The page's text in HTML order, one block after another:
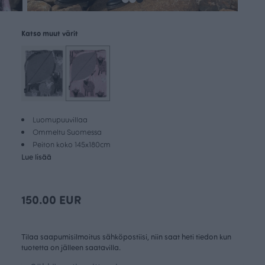
Luomupuuvillaa
Ommeltu Suomessa
Peiton koko 145x180cm
Lue lisää
Katso muut värit
150.00 EUR
Tilaa saapumisilmoitus sähköpostiisi, niin saat heti tiedon kun
tuotetta on jälleen saatavilla.